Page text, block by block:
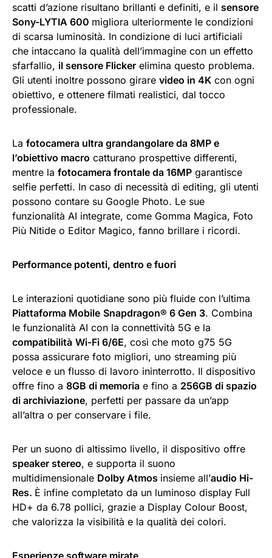
scatti d’azione risultano brillanti e definiti, e il sensore
Sony-LYTIA 600 migliora ulteriormente le condizioni
di scarsa luminosità. In condizione di luci artificiali
che intaccano la qualità dell’immagine con un effetto
sfarfallio, il sensore Flicker elimina questo problema.
Gli utenti inoltre possono girare video in 4K con ogni
obiettivo, e ottenere filmati realistici, dal tocco
professionale.
La fotocamera ultra grandangolare da 8MP e
l’obiettivo macro catturano prospettive differenti,
mentre la fotocamera frontale da 16MP garantisce
selfie perfetti. In caso di necessità di editing, gli utenti
possono contare su Google Photo. Le sue
funzionalità AI integrate, come Gomma Magica, Foto
Più Nitide o Editor Magico, fanno brillare i ricordi.
Performance potenti, dentro e fuori
Le interazioni quotidiane sono più fluide con l’ultima
Piattaforma Mobile Snapdragon® 6 Gen 3. Combina
le funzionalità AI con la connettività 5G e la
compatibilità Wi-Fi 6/6E, così che moto g75 5G
possa assicurare foto migliori, uno streaming più
veloce e un flusso di lavoro ininterrotto. Il dispositivo
offre fino a 8GB di memoria e fino a 256GB di spazio
di archiviazione, perfetti per passare da un’app
all’altra o per conservare i file.
Per un suono di altissimo livello, il dispositivo offre
speaker stereo, e supporta il suono
multidimensionale Dolby Atmos insieme all’audio Hi-
Res. È infine completato da un luminoso display Full
HD+ da 6.78 pollici, grazie a Display Colour Boost,
che valorizza la visibilità e la qualità dei colori.